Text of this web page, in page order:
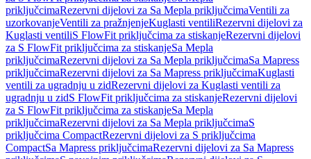
priključcimaRezervni dijelovi za Sa Mepla priključcimaVentili za
uzorkovanjeVentili za pražnjenjeKuglasti ventiliRezervni dijelovi za
Kuglasti ventiliS FlowFit priključcima za stiskanjeRezervni dijelovi
za S FlowFit priključcima za stiskanjeSa Mepla
priključcimaRezervni dijelovi za Sa Mepla priključcimaSa Mapress
priključcimaRezervni dijelovi za Sa Mapress priključcimaKuglasti
ventili za ugradnju u zidRezervni dijelovi za Kuglasti ventili za
ugradnju u zidS FlowFit priključcima za stiskanjeRezervni dijelovi
za S FlowFit priključcima za stiskanjeSa Mepla
priključcimaRezervni dijelovi za Sa Mepla priključcimaS
priključcima CompactRezervni dijelovi za S priključcima
CompactSa Mapress priključcimaRezervni dijelovi za Sa Mapress